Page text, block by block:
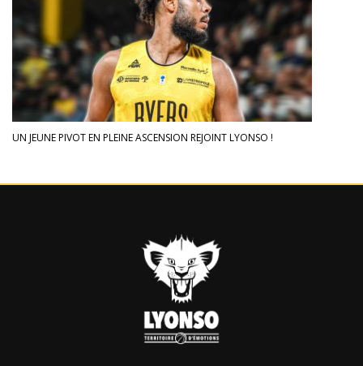
UN JEUNE PIVOT EN PLEINE ASCENSION REJOINT LYONSO !